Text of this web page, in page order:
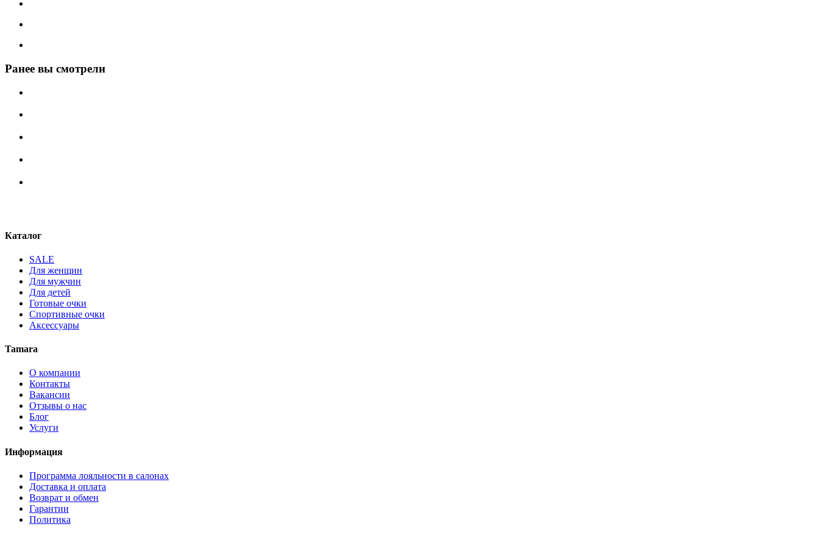
Ранее вы смотрели
Каталог
SALE
Для женщин
Для мужчин
Для детей
Готовые очки
Спортивные очки
Аксессуары
Tamara
О компании
Контакты
Вакансии
Отзывы о нас
Блог
Услуги
Информация
Программа лояльности в салонах
Доставка и оплата
Возврат и обмен
Гарантии
Политика